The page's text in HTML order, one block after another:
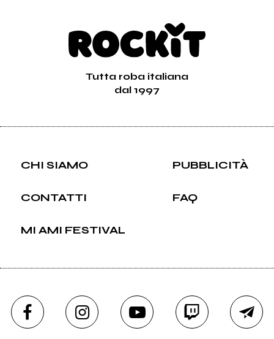
Tutta roba italiana
dal 1997
CHI SIAMO PUBBLICITÀ
CONTATTI FAQ
MI AMI FESTIVAL